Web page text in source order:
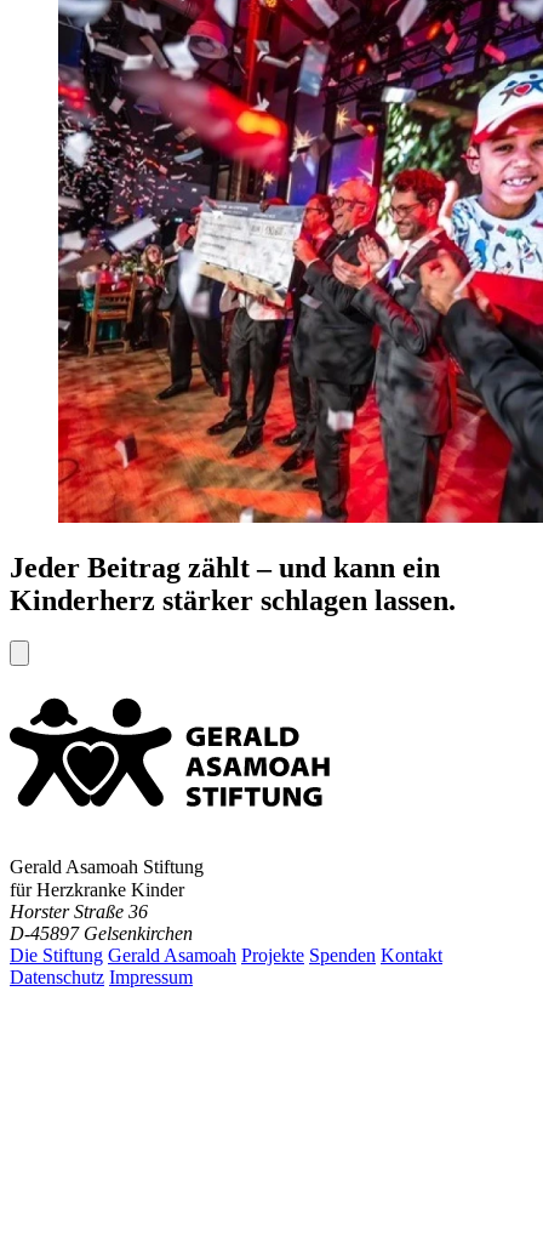
Jeder Beitrag zählt – und kann ein
Kinderherz stärker schlagen lassen.
Gerald Asamoah Stiftung
für Herzkranke Kinder
Horster Straße 36
D-45897 Gelsenkirchen
Die Stiftung Gerald Asamoah Projekte Spenden Kontakt
Datenschutz Impressum